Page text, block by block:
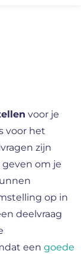
voor je
voor het
zijn
om je
op in
deelvraag
een goede